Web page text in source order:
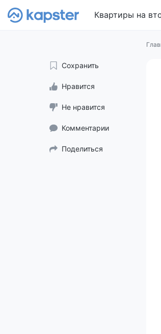
Квартиры на
Сохранить
Нравится
Не нравится
Комментарии
Поделиться